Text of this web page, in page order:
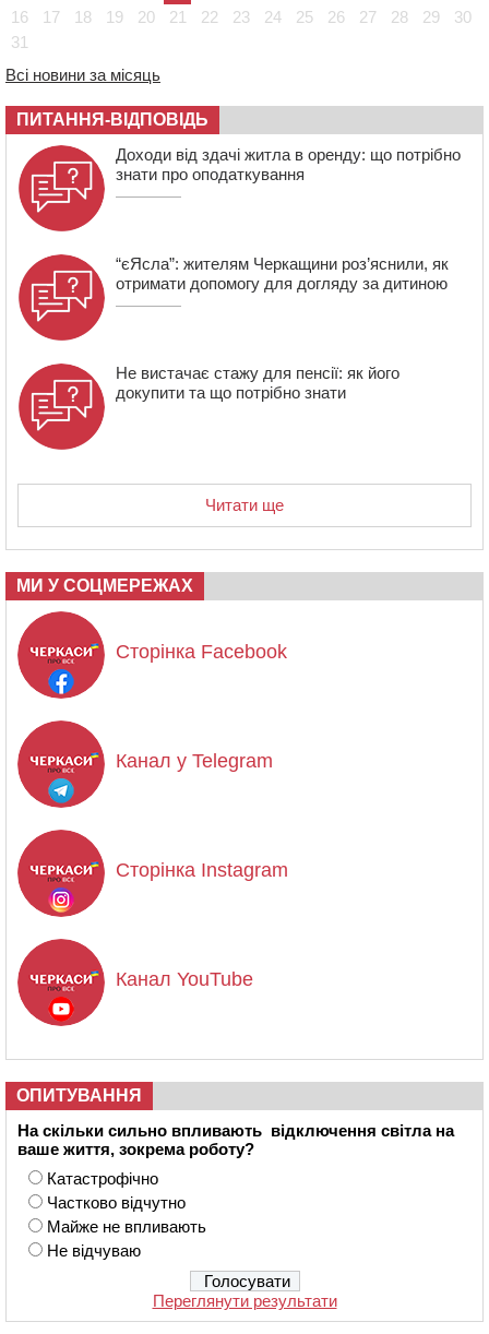
08:57
На Уманщині підрядника зобов’язали сплатити понад
08:20
Обрано претендента на посаду директора
Мокрокалигірського психоневрологічного інтернату
07:23 Уманські міграційники видворили з країни грузина,
який відсидів термін у колонії
16
17 18 19 20 21 22 23 24 25 26 27 28 29
30
31
Всі новини за місяць
ПИТАННЯ-ВІДПОВІДЬ
Доходи від здачі житла в оренду: що потрібно
знати про оподаткування
“єЯсла”: жителям Черкащини роз’яснили, як
отримати допомогу для догляду за дитиною
Не вистачає стажу для пенсії: як його
докупити та що потрібно знати
Читати ще
МИ У СОЦМЕРЕЖАХ
Сторінка Facebook
Канал у Telegram
Сторінка Instagram
Канал YouTube
ОПИТУВАННЯ
На скільки сильно впливають відключення світла на
ваше життя, зокрема роботу?
Катастрофічно
Частково відчутно
Майже не впливають
Не відчуваю
Переглянути результати